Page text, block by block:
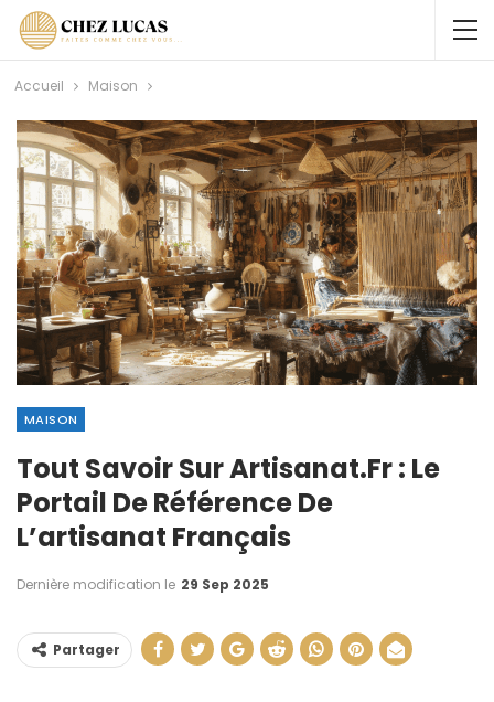
Accueil Maison
MAISON
Tout Savoir Sur Artisanat.fr : Le
Portail De Référence De
L’artisanat Français
Dernière modification le 29 Sep 2025
Partager